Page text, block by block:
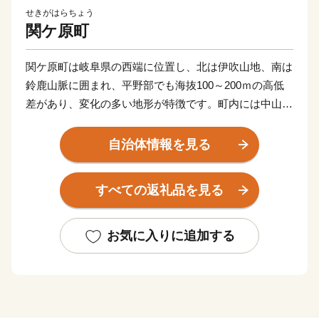
せきがはらちょう
関ケ原町
関ケ原町は岐阜県の西端に位置し、北は伊吹山地、南は
鈴鹿山脈に囲まれ、平野部でも海抜100～200ｍの高低
差があり、変化の多い地形が特徴です。町内には中山
結節点があります。古代史最大の内乱「壬申の乱」、天
下分け目の「関ケ原合戦」の舞台として知られ、当時を
偲ぶ多くの歴史遺産が残っているため、古代史ファン・
戦国ファンが集う聖地として注目されています。また、
公園に指定されるなど、良好な自然環境を形成してお
り、歴史と自然が共生する風土豊かなまちです。
自治体情報を見る
すべての返礼品を見る
お気に入りに追加する